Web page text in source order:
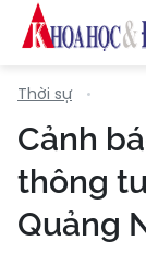
Thời sự
Cảnh
thông
Quảng